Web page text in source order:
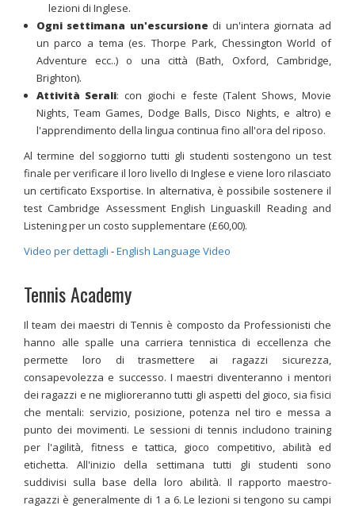
lezioni di Inglese.
Ogni settimana un'escursione di un'intera giornata ad
un parco a tema (es. Thorpe Park, Chessington World of
Adventure ecc..) o una città (Bath, Oxford, Cambridge,
Brighton).
Attività Serali: con giochi e feste (Talent Shows, Movie
Nights, Team Games, Dodge Balls, Disco Nights, e altro) e
l'apprendimento della lingua continua fino all'ora del riposo.
Al termine del soggiorno tutti gli studenti sostengono un test
finale per verificare il loro livello di Inglese e viene loro rilasciato
un certificato Exsportise. In alternativa, è possibile sostenere il
test Cambridge Assessment English Linguaskill Reading and
Listening per un costo supplementare (£60,00).
Video per dettagli -English Language Video
Tennis Academy
Il team dei maestri di Tennis è composto da Professionisti che
hanno alle spalle una carriera tennistica di eccellenza che
permette loro di trasmettere ai ragazzi sicurezza,
consapevolezza e successo. I maestri diventeranno i mentori
dei ragazzi e ne miglioreranno tutti gli aspetti del gioco, sia fisici
che mentali: servizio, posizione, potenza nel tiro e messa a
punto dei movimenti. Le sessioni di tennis includono training
per l'agilità, fitness e tattica, gioco competitivo, abilità ed
etichetta. All'inizio della settimana tutti gli studenti sono
suddivisi sulla base della loro abilità. Il rapporto maestro-
ragazzi è generalmente di 1 a 6. Le lezioni si tengono su campi